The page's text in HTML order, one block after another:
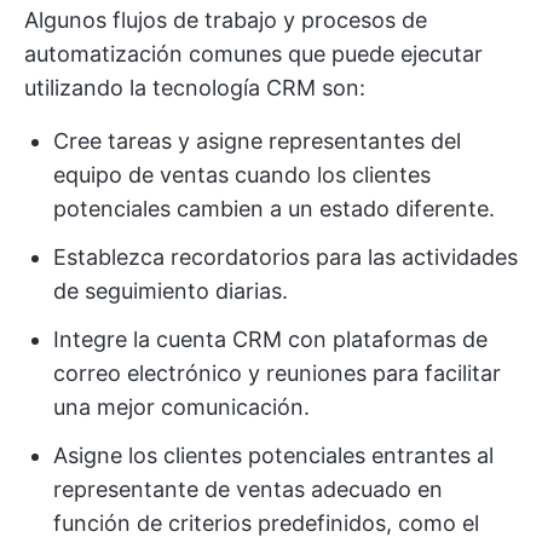
Algunos flujos de trabajo y procesos de
automatización comunes que puede ejecutar
utilizando la tecnología CRM son:
Cree tareas y asigne representantes del
equipo de ventas cuando los clientes
potenciales cambien a un estado diferente.
Establezca recordatorios para las actividades
de seguimiento diarias.
Integre la cuenta CRM con plataformas de
correo electrónico y reuniones para facilitar
una mejor comunicación.
Asigne los clientes potenciales entrantes al
representante de ventas adecuado en
función de criterios predefinidos, como el